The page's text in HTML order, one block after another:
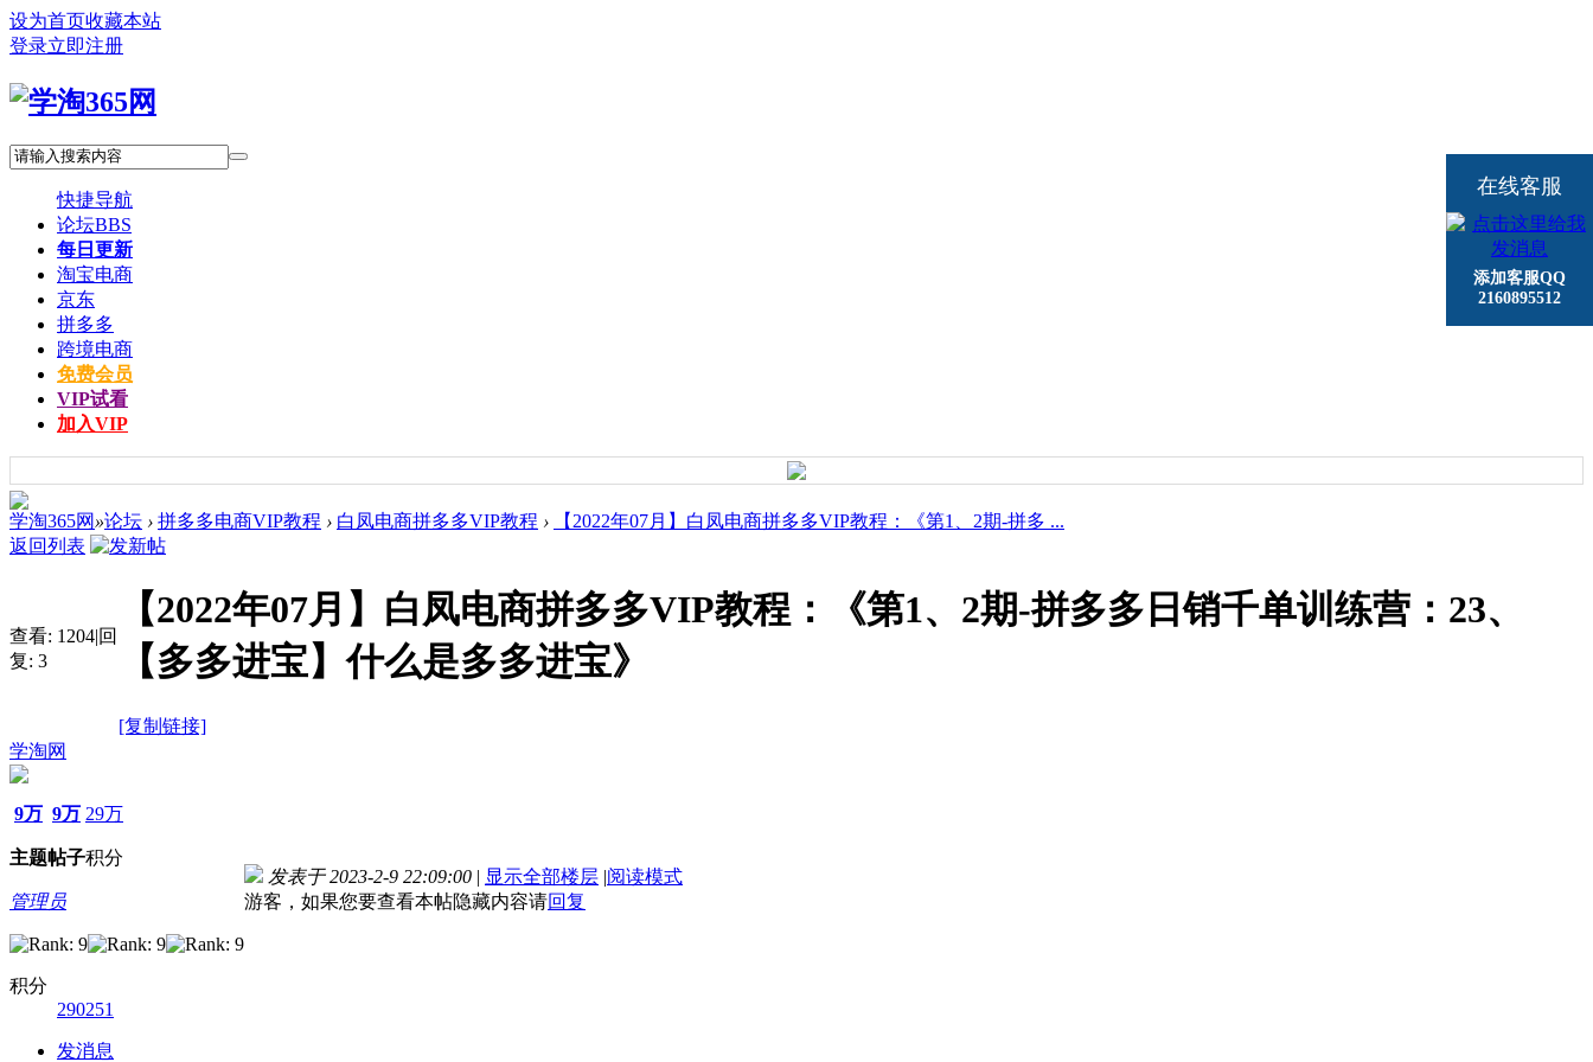
设为首页收藏本站
登录立即注册
快捷导航
论坛BBS
每日更新
淘宝电商
京东
拼多多
跨境电商
免费会员
VIP试看
加入VIP
学淘365网 »论坛 › 拼多多电商VIP教程 › 白凤电商拼多多VIP教程 ›
【2022年07月】白凤电商拼多多VIP教程：《第1、2期-拼多 ...
返回列表
查看: 1204|回
复: 3
【2022年07月】白凤电商拼多多VIP教程：《第1、2期-拼多多日销千单训练营：23、
【多多进宝】什么是多多进宝》
[复制链接]
学淘网
9万
主题
9万
帖子
29万
积分
管理员
积分
290251
发消息
发表于 2023-2-9 22:09:00 | 显示全部楼层 |阅读模式
游客，如果您要查看本帖隐藏内容请回复
在线客服
添加客服QQ
2160895512